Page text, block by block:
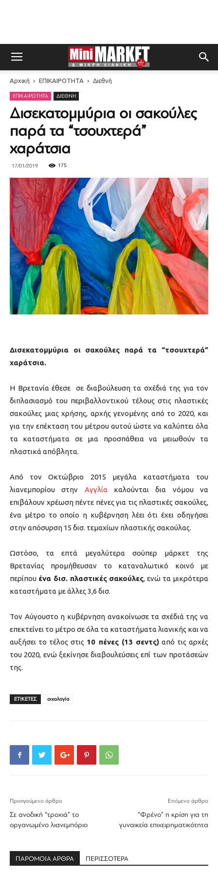
Αρχική ΕΠΙΚΑΙΡΟΤΗΤΑ Διεθνή
ΕΠΙΚΑΙΡΟΤΗΤΑ ΔΙΕΘΝΉ
Δισεκατομμύρια οι σακούλες
παρά τα “τσουχτερά”
χαράτσια
17/01/2019 175
Δισεκατομμύρια οι σακούλες παρά τα “τσουχτερά”
χαράτσια.
Η Βρετανία έθεσε σε διαβούλευση τα σχέδιά της για τον
διπλασιασμό του περιβαλλοντικού τέλους στις πλαστικές
σακούλες μιας χρήσης, αρχής γενομένης από το 2020, και
για την επέκταση του μέτρου αυτού ώστε να καλύπτει όλα
τα καταστήματα σε μια προσπάθεια να μειωθούν τα
πλαστικά απόβλητα.
Από τον Οκτώβριο 2015 μεγάλα καταστήματα του
λιανεμπορίου στην Αγγλίακαλούνται δια νόμου να
επιβάλουν χρέωση πέντε πένες για τις πλαστικές σακούλες,
ένα μέτρο το οποίο η κυβέρνηση λέει ότι έχει οδηγήσει
στην απόσυρση 15 δισ. τεμαχίων πλαστικής σακούλας.
Ωστόσο, τα επτά μεγαλύτερα σούπερ μάρκετ της
Βρετανίας προμήθευσαν το καταναλωτικό κοινό με
περίπου ένα δισ. πλαστικές σακούλες, ενώ τα μικρότερα
καταστήματα με άλλες 3,6 δισ.
Τον Αύγουστο η κυβέρνηση ανακοίνωσε τα σχέδιά της να
επεκτείνει το μέτρο σε όλα τα καταστήματα λιανικής και να
αυξήσει το τέλος στις 10 πένες (13 σεντς)από τις αρχές
του 2020, ενώ ξεκίνησε διαβουλεύσεις επί των προτάσεών
της.
ΕΤΙΚΕΤΕΣ οικολογία
Προηγούμενο άρθρο
Σε ανοδική “τροχιά” το
οργανωμένο λιανεμπόριο
Επόμενο άρθρο
“Φρένο” η κρίση για τη
γυναικεία επιχειρηματικότητα
ΠΑΡΟΜΟΙΑ ΑΡΘΡΑ ΠΕΡΙΣΣΟΤΕΡΑ